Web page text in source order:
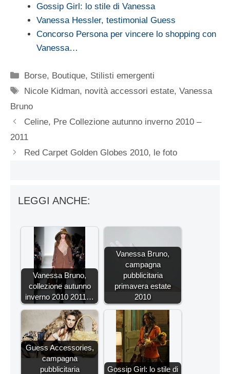
Gossip Girl: lo stile di Vanessa
Vanessa Hessler, testimonial Guess
Concorso Persona per vincere lo shopping con
Vanessa…
Categorie
Borse, Boutique, Stilisti emergenti
Tag
Nicole Kidman, novità accessori estate,Vanessa
Bruno
Celine, Pre Collezione autunno inverno 2010 –
2011
Red Carpet Golden Globes 2010, le foto
LEGGI ANCHE:
Vanessa Bruno,
collezione autunno
inverno 2010 2011…
Vanessa Bruno,
campagna
pubblicitaria
primavera estate
2010
Guess Accessories,
campagna
pubblicitaria
Gossip Girl: lo stile di